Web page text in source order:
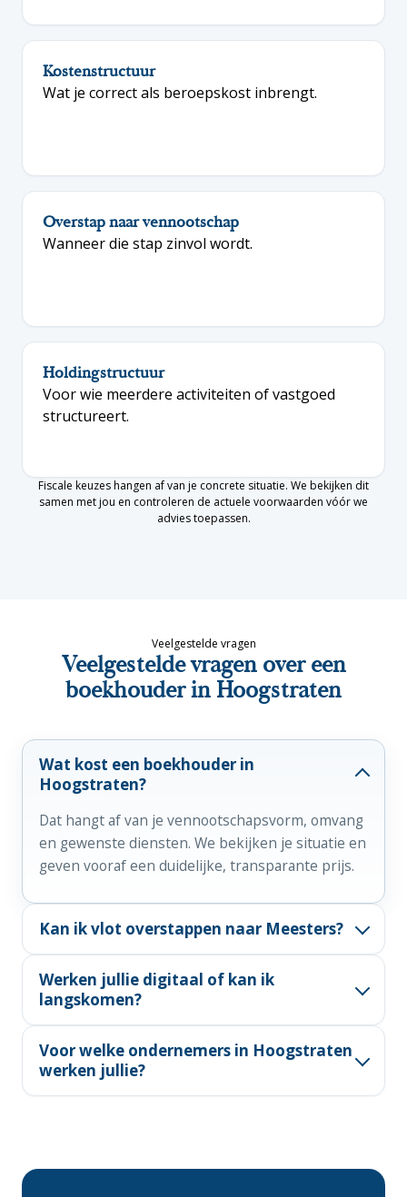
Kostenstructuur
Wat je correct als beroepskost inbrengt.
Overstap naar vennootschap
Wanneer die stap zinvol wordt.
Holdingstructuur
Voor wie meerdere activiteiten of vastgoed
structureert.
Fiscale keuzes hangen af van je concrete situatie. We bekijken dit
samen met jou en controleren de actuele voorwaarden vóór we
advies toepassen.
Veelgestelde vragen
Veelgestelde vragen over een
boekhouder in Hoogstraten
Wat kost een boekhouder in
Hoogstraten?
Dat hangt af van je vennootschapsvorm, omvang
en gewenste diensten. We bekijken je situatie en
geven vooraf een duidelijke, transparante prijs.
Kan ik vlot overstappen naar Meesters?
boekhouder grotendeels uit handen en zorgen
voor een soepele opstart.
Werken jullie digitaal of kan ik
langskomen?
terecht op ons kantoor in Vosselaar of een
afspraak maken met je dossierbeheerder.
Voor welke ondernemers in Hoogstraten
werken jullie?
sectoren.